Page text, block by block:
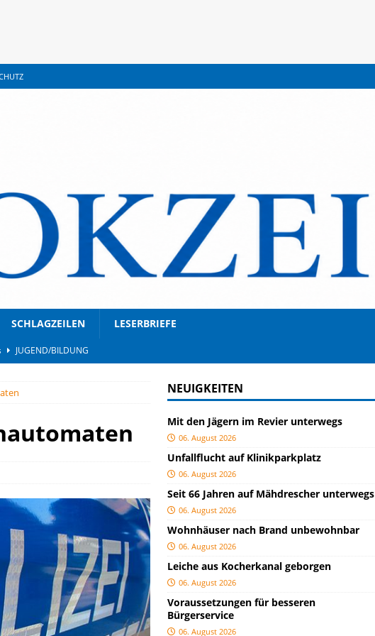
SCHLAGZEILEN LESERBRIEFE
JUGEND/BILDUNG
BLAULICHT
NEUIGKEITEN
Mit den Jägern im Revier unterwegs
06. August 2026
Unfallflucht auf Klinikparkplatz
06. August 2026
Seit 66 Jahren auf Mähdrescher unterwegs
06. August 2026
Wohnhäuser nach Brand unbewohnbar
06. August 2026
Leiche aus Kocherkanal geborgen
06. August 2026
Voraussetzungen für besseren
Bürgerservice
06. August 2026